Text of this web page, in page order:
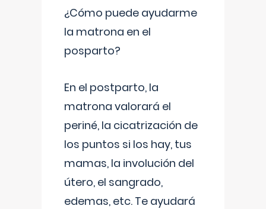
¿Cómo puede ayudarme
la matrona en el
posparto?
En el postparto, la
matrona valorará el
periné, la cicatrización de
los puntos si los hay, tus
mamas, la involución del
útero, el sangrado,
edemas, etc. Te ayudará